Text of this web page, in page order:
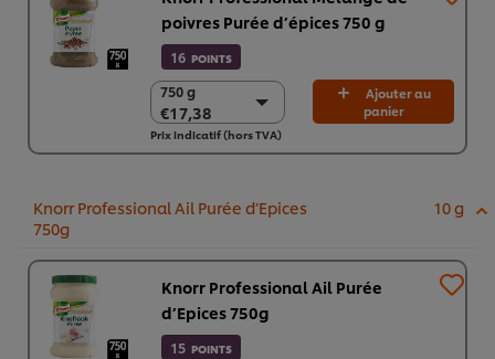
poivres Purée d’épices 750 g
16 POINTS
750 g
€17,38
750 g
€17,38
2 x 750g
Ajouter au
panier
Prix indicatif (hors TVA)
Knorr Professional Ail Purée d’Epices
750g
10 g
Knorr Professional Ail Purée
d’Epices 750g
15 POINTS